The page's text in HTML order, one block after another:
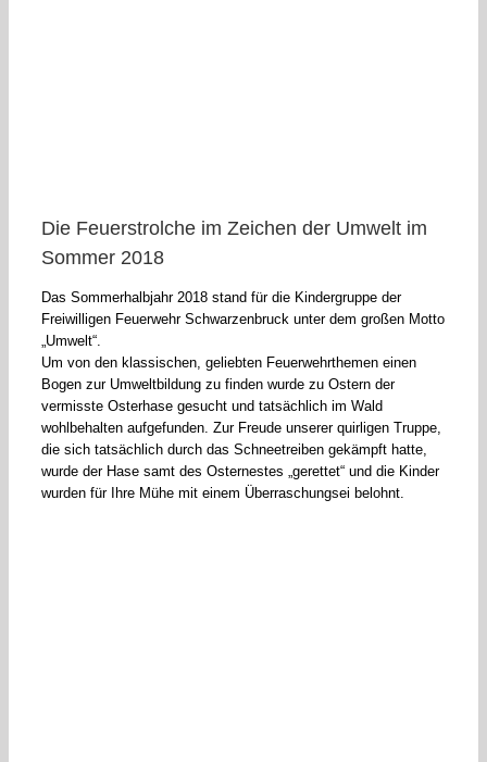
Die Feuerstrolche im Zeichen der Umwelt im
Sommer 2018
Das Sommerhalbjahr 2018 stand für die Kindergruppe der
Freiwilligen Feuerwehr Schwarzenbruck unter dem großen Motto
„Umwelt“.
Um von den klassischen, geliebten Feuerwehrthemen einen
Bogen zur Umweltbildung zu finden wurde zu Ostern der
vermisste Osterhase gesucht und tatsächlich im Wald
wohlbehalten aufgefunden. Zur Freude unserer quirligen Truppe,
die sich tatsächlich durch das Schneetreiben gekämpft hatte,
wurde der Hase samt des Osternestes „gerettet“ und die Kinder
wurden für Ihre Mühe mit einem Überraschungsei belohnt.